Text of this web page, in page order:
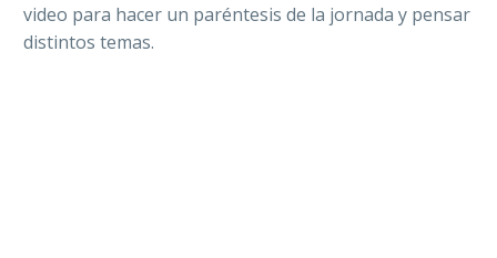
video para hacer un paréntesis de la jornada y pensar
distintos temas.